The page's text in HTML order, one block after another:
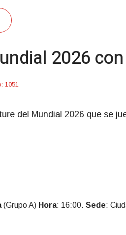
2026
1051
del Mundial 2026 que se
(Grupo A) Hora: 16:00. Sede: